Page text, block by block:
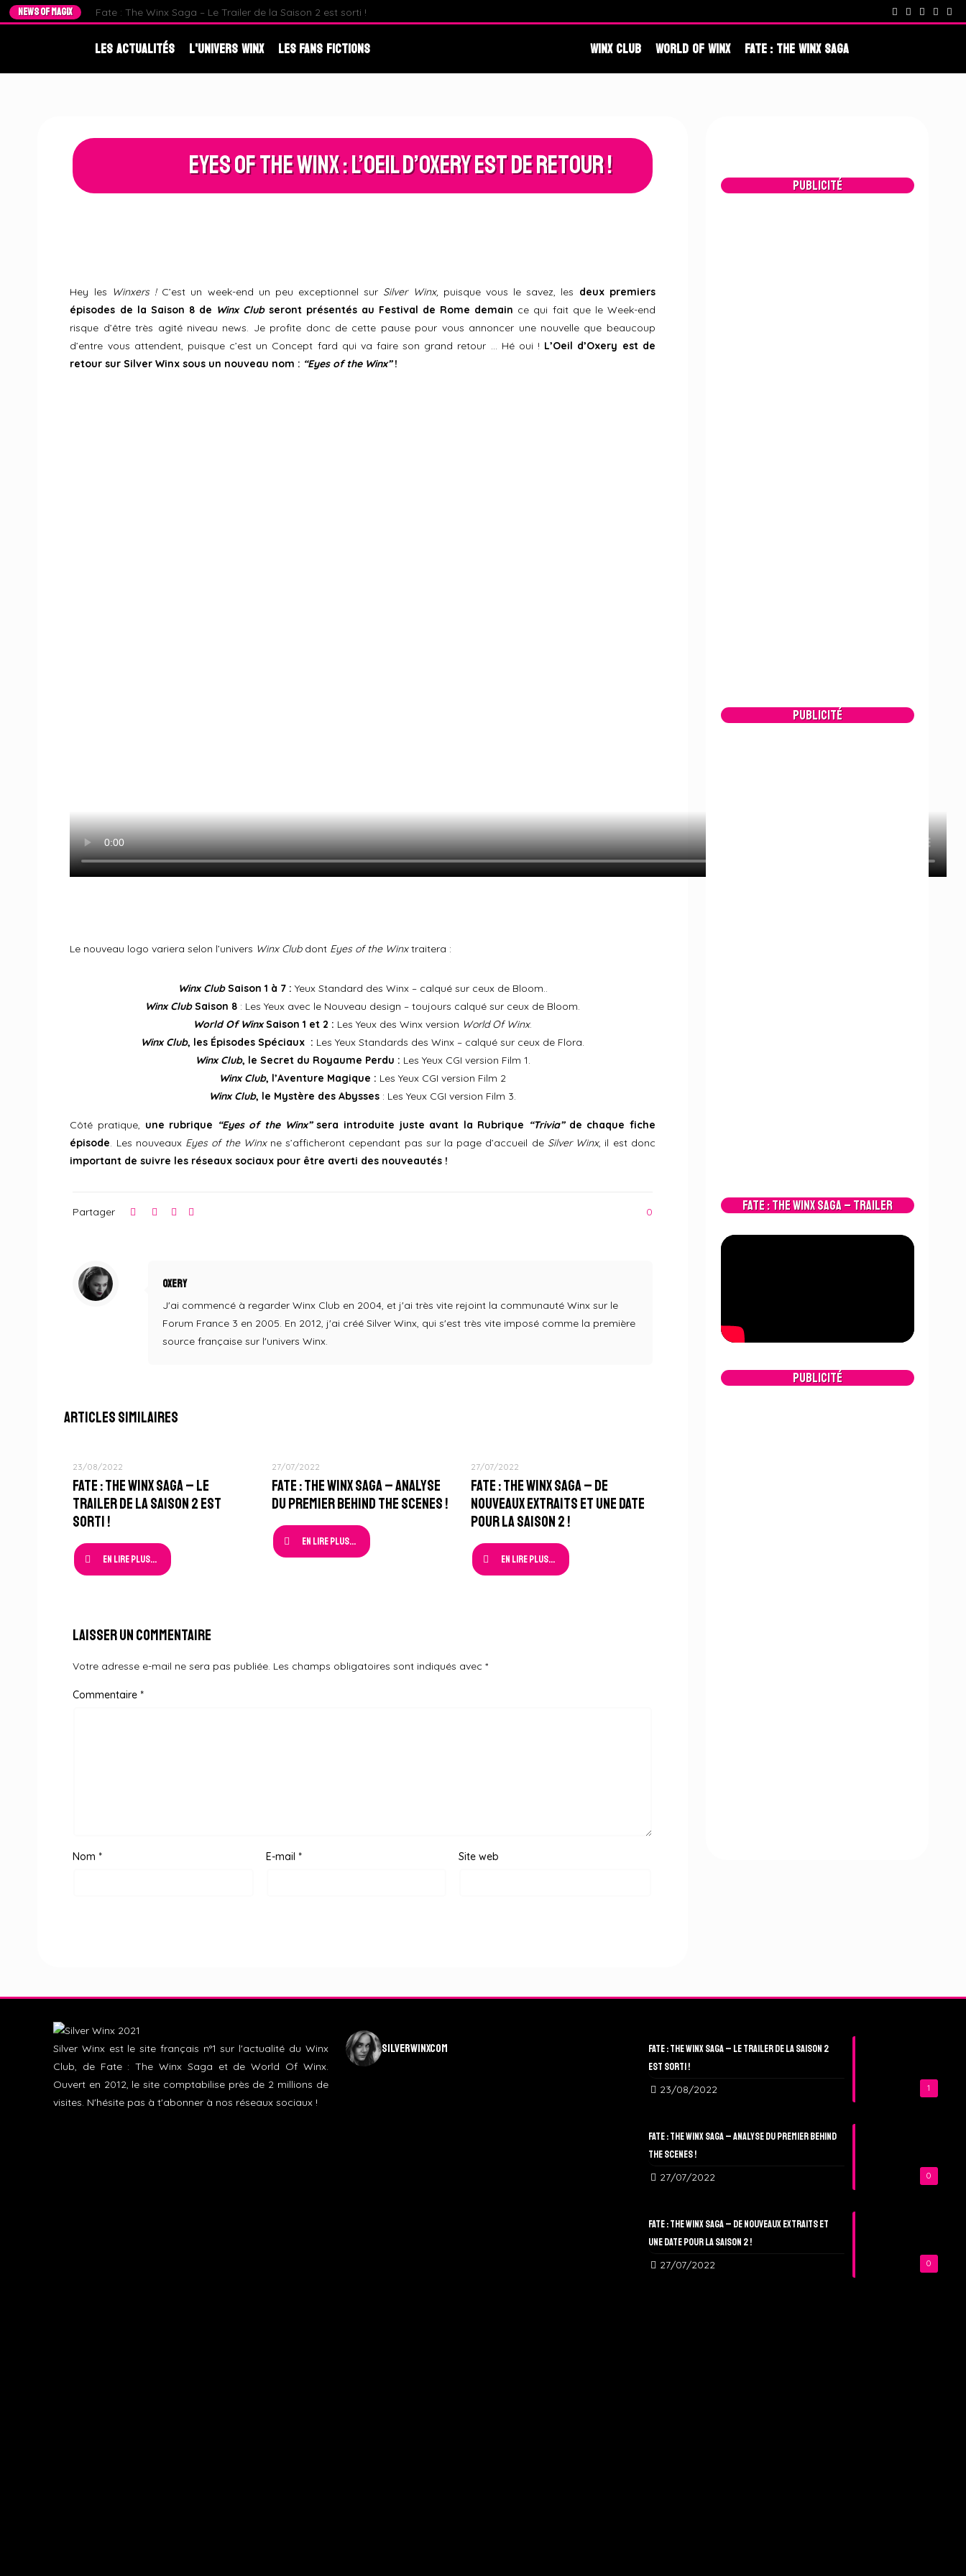
NEWS OF MAGIX Fate : The Winx Saga – Le Trailer de la Saison 2 est sorti ! Fate : The Winx Saga – De nouveaux extraits et une date
Les Actualités L'Univers Winx Les Fans Fictions Winx Club World Of Winx Fate : The Winx Saga
Eyes of the Winx : L’Oeil d’Oxery est de Retour !
Hey les Winxers !C’est un week-end un peu exceptionnel sur Silver Winx, puisque vous le savez, les deux premiers
épisodes de la Saison 8 de Winx Clubseront présentés au Festival de Rome demain ce qui fait que le Week-end
risque d’être très agité niveau news. Je profite donc de cette pause pour vous annoncer une nouvelle que beaucoup
d’entre vous attendent, puisque c’est un Concept fard qui va faire son grand retour … Hé oui ! L’Oeil d’Oxery est de
retour sur Silver Winx sous un nouveau nom : “Eyes of the Winx”!
Le nouveau logo variera selon l’univers Winx Clubdont Eyes of the Winxtraitera :
Winx ClubSaison 1 à 7 : Yeux Standard des Winx – calqué sur ceux de Bloom..
Winx ClubSaison 8 : Les Yeux avec le Nouveau design – toujours calqué sur ceux de Bloom.
World Of WinxSaison 1 et 2 : Les Yeux des Winx version World Of Winx.
Winx Club, les Épisodes Spéciaux : Les Yeux Standards des Winx – calqué sur ceux de Flora.
Winx Club, le Secret du Royaume Perdu : Les Yeux CGI version Film 1.
Winx Club, l’Aventure Magique : Les Yeux CGI version Film 2
Winx Club, le Mystère des Abysses : Les Yeux CGI version Film 3.
Côté pratique, une rubrique “Eyes of the Winx”sera introduite juste avant la Rubrique “Trivia”de chaque fiche
épisode. Les nouveaux Eyes of the Winxne s’afficheront cependant pas sur la page d’accueil de Silver Winx, il est donc
important de suivre les réseaux sociaux pour être averti des nouveautés !
Partager 0
Oxery
J'ai commencé à regarder Winx Club en 2004, et j'ai très vite rejoint la communauté Winx sur le
Forum France 3 en 2005. En 2012, j'ai créé Silver Winx, qui s'est très vite imposé comme la première
source française sur l'univers Winx.
Articles similaires
23/08/2022
Fate : The Winx Saga – Le
Trailer de la Saison 2 est
sorti !
En lire plus...
27/07/2022
Fate : The Winx Saga – Analyse
du Premier Behind The Scenes !
En lire plus...
27/07/2022
Fate : The Winx Saga – De
nouveaux extraits et une date
pour la Saison 2 !
En lire plus...
Laisser un commentaire
Votre adresse e-mail ne sera pas publiée. Les champs obligatoires sont indiqués avec*
Commentaire*
Nom* E-mail * Site web
Publicité
Publicité
Fate : The Winx Saga – Trailer
Publicité
Silver Winx est le site français n°1 sur l'actualité du Winx
Club, de Fate : The Winx Saga et de World Of Winx.
Ouvert en 2012, le site comptabilise près de 2 millions de
visites. N'hésite pas à t'abonner à nos réseaux sociaux !
silverwinxcom
1
Fate : The Winx Saga – Le Trailer de la Saison 2
est sorti !
23/08/2022
0
Fate : The Winx Saga – Analyse du Premier Behind
The Scenes !
27/07/2022
0
Fate : The Winx Saga – De nouveaux extraits et
une date pour la Saison 2 !
27/07/2022